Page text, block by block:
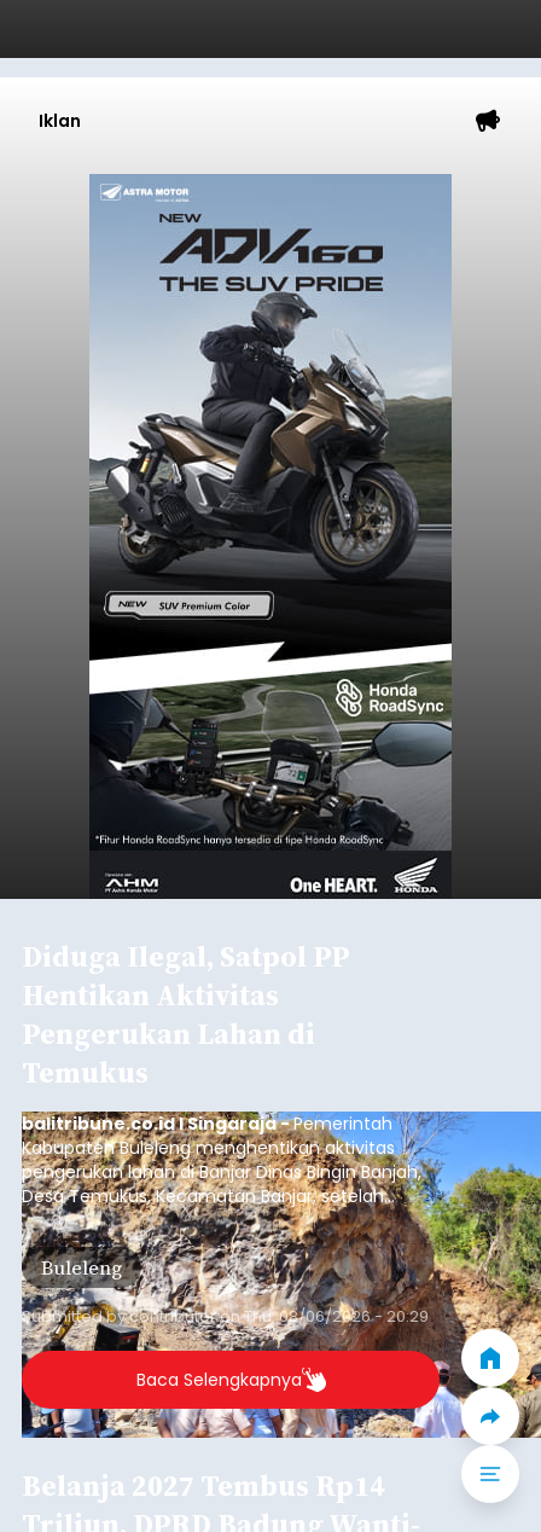
Iklan
Diduga Ilegal, Satpol PP
Hentikan Aktivitas
Pengerukan Lahan di
Temukus
balitribune.co.id I Singaraja -Pemerintah
Kabupaten Buleleng menghentikan aktivitas
pengerukan lahan di Banjar Dinas Bingin Banjah,
Desa Temukus, Kecamatan Banjar, setelah
ditemukan indikasi kegiatan pengambilan
material yang tidak sesuai dengan peruntukan
kawasan.
Buleleng
Submitted bycontributoronThu, 08/06/2026 - 20:29
Baca Selengkapnya
Belanja 2027 Tembus Rp14
Triliun, DPRD Badung Wanti-